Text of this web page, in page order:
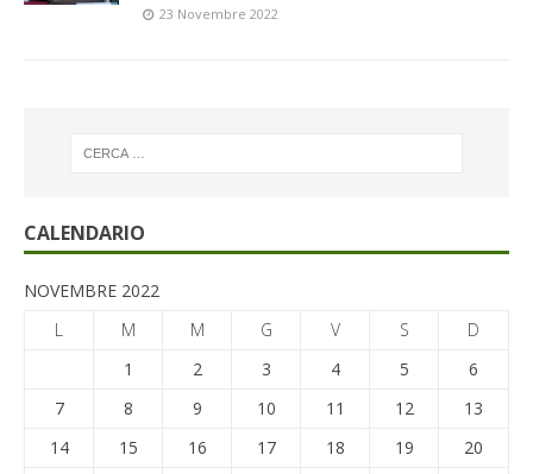
23 Novembre 2022
CALENDARIO
NOVEMBRE 2022
L
M M G V S
D
1
2 3 4 5
6
7
8 9 10 11 12
13
14
15 16 17 18 19
20